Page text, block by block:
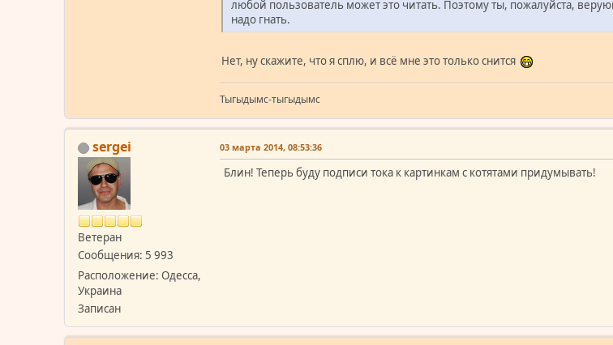
любой пользователь может это читать. Поэтому ты, пожалуйста,
надо гнать.
Нет, ну скажите, что я сплю, и всё мне это только снится
Тыгыдымс-тыгыдымс
sergei
Ветеран
Сообщения: 5 993
Расположение: Одесса,
Украина
Записан
03 марта 2014, 08:53:36
Блин! Теперь буду подписи тока к картинкам с котятами придумывать!